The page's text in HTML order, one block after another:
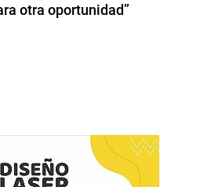
otra oportunidad”